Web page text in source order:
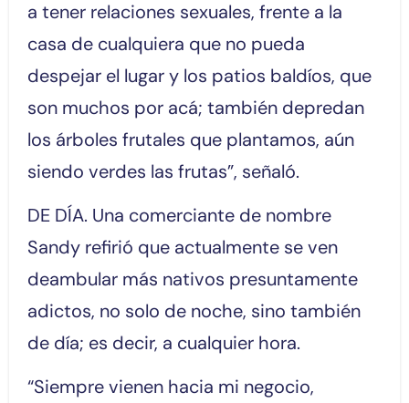
a tener relaciones sexuales, frente a la
casa de cualquiera que no pueda
despejar el lugar y los patios baldíos, que
son muchos por acá; también depredan
los árboles frutales que plantamos, aún
siendo verdes las frutas”, señaló.
DE DÍA. Una comerciante de nombre
Sandy refirió que actualmente se ven
deambular más nativos presuntamente
adictos, no solo de noche, sino también
de día; es decir, a cualquier hora.
“Siempre vienen hacia mi negocio,